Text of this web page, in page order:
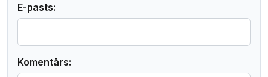
E-pasts:
Komentārs: